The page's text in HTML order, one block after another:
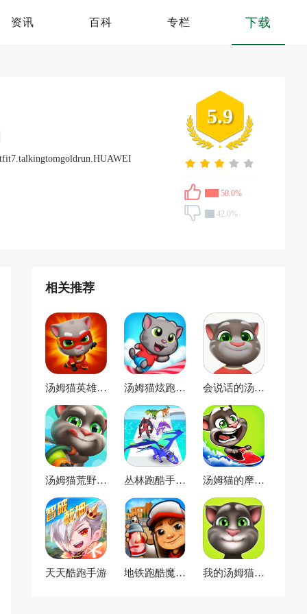
资讯 百科 专栏 下载
5.9
58.0%
42.0%
相关推荐
汤姆猫英雄跑
酷官方正版
汤姆猫炫跑官
方版
会说话的汤姆
猫
汤姆猫荒野派
对小米版
丛林跑酷手机
版
汤姆猫的摩托
艇
天天酷跑手游
地铁跑酷魔改
我的汤姆猫官